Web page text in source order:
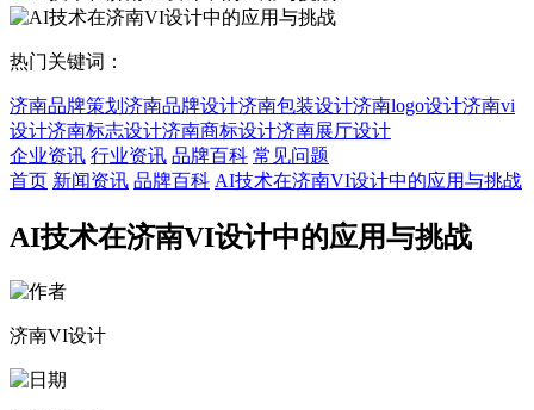
热门关键词：
济南品牌策划 济南品牌设计济南包装设计济南logo设计济南vi
设计济南标志设计济南商标设计济南展厅设计
企业资讯 行业资讯 品牌百科 常见问题
首页 新闻资讯 品牌百科 AI技术在济南VI设计中的应用与挑战
AI技术在济南VI设计中的应用与挑战
济南VI设计